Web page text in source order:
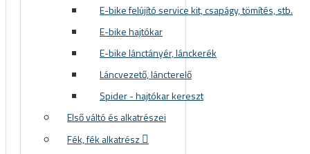
Sí és snowboard sisakok
Sí és snowboard szemüvegek
E-bike felújító service kit, csapágy, tömítés, stb.
E-bike hajtókar
E-bike lánctányér, lánckerék
Láncvezető, láncterelő
Spider - hajtókar kereszt
Első váltó és alkatrészei
Fék, fék alkatrész